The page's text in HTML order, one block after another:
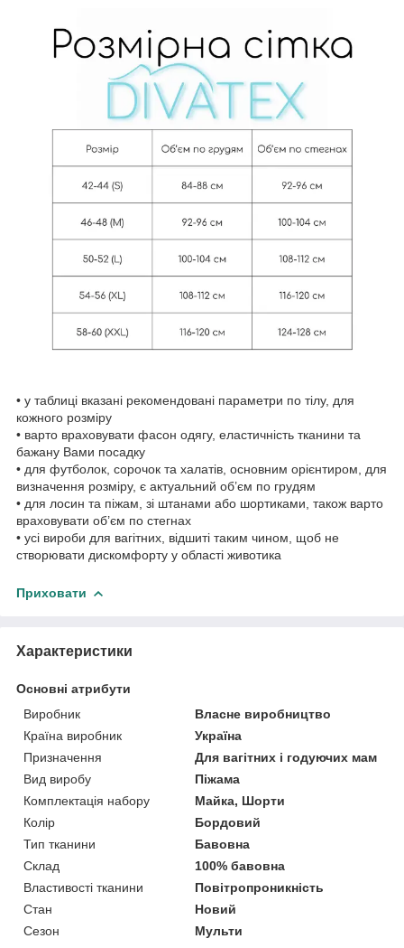
• у таблиці вказані рекомендовані параметри по тілу, для
кожного розміру
• варто враховувати фасон одягу, еластичність тканини та
бажану Вами посадку
• для футболок, сорочок та халатів, основним орієнтиром, для
визначення розміру, є актуальний об’єм по грудям
• для лосин та піжам, зі штанами або шортиками, також варто
враховувати об’єм по стегнах
• усі вироби для вагітних, відшиті таким чином, щоб не
створювати дискомфорту у області животика
Приховати
Характеристики
Основні атрибути
Виробник
Власне виробництво
Країна виробник
Україна
Призначення
Для вагітних і годуючих мам
Вид виробу
Піжама
Комплектація набору
Майка, Шорти
Колір
Бордовий
Тип тканини
Бавовна
Склад
100% бавовна
Властивості тканини
Повітропроникність
Стан
Новий
Сезон
Мульти